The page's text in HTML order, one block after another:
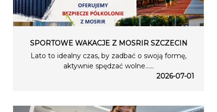
SPORTOWE WAKACJE Z MOSRIR SZCZECIN
Lato to idealny czas, by zadbać o swoją formę,
aktywnie spędzać wolne…...
2026-07-01